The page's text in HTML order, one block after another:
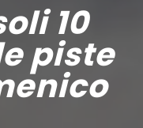
10
piste